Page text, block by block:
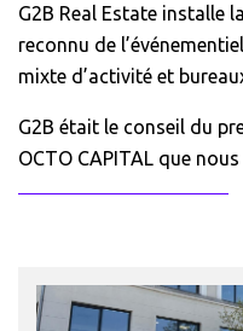
G2B Real Estate installe
reconnu de
mixte d’activité et
G2B était le conseil du
OCTO CAPITAL que